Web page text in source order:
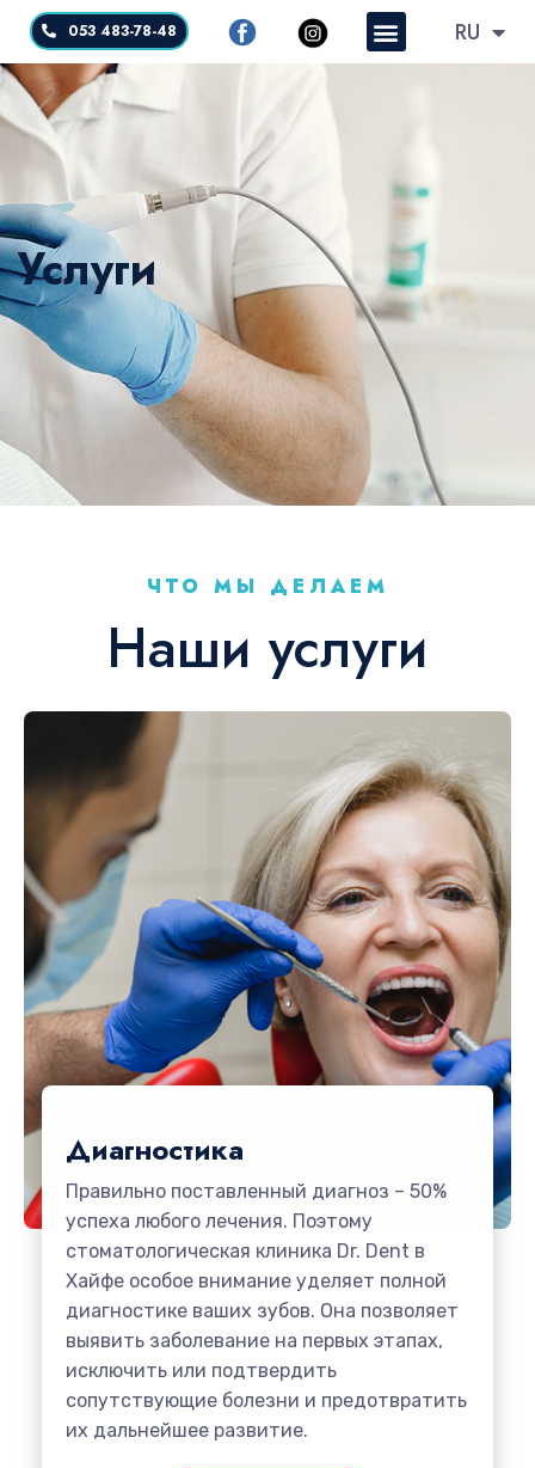
053 483-78-48 RU
HE
Услуги
ЧТО МЫ ДЕЛАЕМ
Наши услуги
Диагностика
Правильно поставленный диагноз – 50%
успеха любого лечения. Поэтому
стоматологическая клиника Dr. Dent в
Хайфе особое внимание уделяет полной
диагностике ваших зубов. Она позволяет
выявить заболевание на первых этапах,
исключить или подтвердить
сопутствующие болезни и предотвратить
их дальнейшее развитие.